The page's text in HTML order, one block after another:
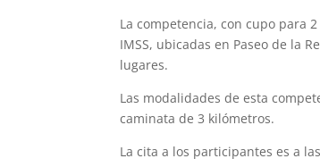
La competencia, con cupo para
IMSS, ubicadas en Paseo de la
lugares.
Las modalidades de esta
caminata de 3 kilómetros.
La cita a los participantes es a